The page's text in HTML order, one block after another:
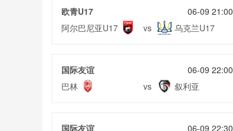
欧青U17
06-09 21:00
阿尔巴尼亚U17
vs 乌克兰U17
国际友谊
06-09 22:00
巴林
vs 叙利亚
国际友谊 06-09 22:30